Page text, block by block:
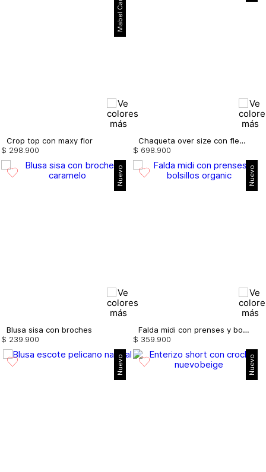
Crop top con maxy flor
$ 298 900
Chaqueta over size con flecos
$ 698 900
Nuevo
Blusa sisa con broches
$ 239 900
Nuevo
Falda midi con prenses y bolsillos
$ 359 900
Nuevo Nuevo